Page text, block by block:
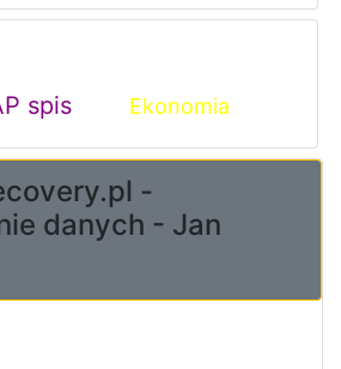
spis Ekonomia
-
danych - Jan